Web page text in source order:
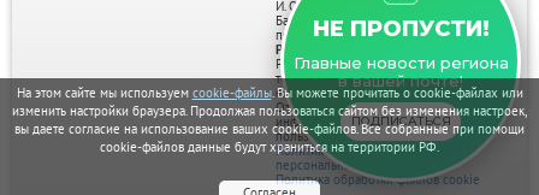
На этом сайте мы используем cookie-файлы. Вы можете прочитать о cookie-файлах или
изменить настройки браузера. Продолжая пользоваться сайтом без изменения настроек,
вы даете согласие на использование ваших cookie-файлов. Все собранные при помощи
cookie-файлов данные будут храниться на территории РФ.
НЕ ПРОПУСТИ!
Главные новости региона
в вашей почте!
ПОДПИСАТЬСЯ
И. О. Главного редактора Нарыков А. Н.
Баннеры на портале размещаются на
правах рекламы.
Реклама на портале:
Рекламное агентство "Умный маркетинг"
тел. 7-910-267-70-40,
email: umnyy.marketing@yandex.ru
Отдельные публикации могут содержать
информацию, не предназначенную для
пользователей до 18 лет.
Политика в отношении обработки
персональных данных
Политика обработки файлов cookie